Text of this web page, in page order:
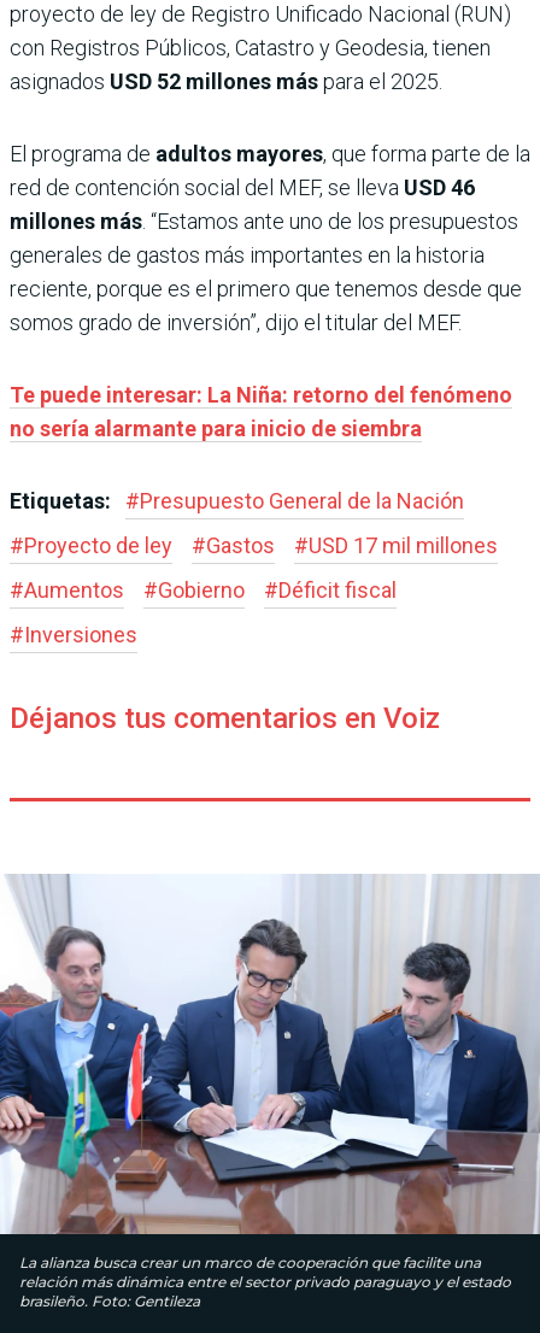
proyecto de ley de Registro Unificado Nacional (RUN)
con Registros Públicos, Catastro y Geodesia, tienen
asignados USD 52 millones máspara el 2025.
El programa de adultos mayores, que forma parte de la
red de contención social del MEF, se lleva USD 46
millones más. “Estamos ante uno de los presupuestos
generales de gastos más importantes en la historia
reciente, porque es el primero que tenemos desde que
somos grado de inversión”, dijo el titular del MEF.
Te puede interesar: La Niña: retorno del fenómeno
no sería alarmante para inicio de siembra
Etiquetas: #Presupuesto General de la Nación
#Proyecto de ley #Gastos #USD 17 mil millones
#Aumentos #Gobierno #Déficit fiscal
#Inversiones
Déjanos tus comentarios en Voiz
La alianza busca crear un marco de cooperación que facilite una
relación más dinámica entre el sector privado paraguayo y el estado
brasileño. Foto: Gentileza